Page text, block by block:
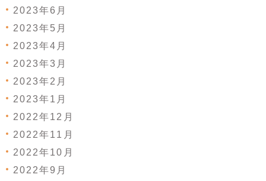
2023年6月
2023年5月
2023年4月
2023年3月
2023年2月
2023年1月
2022年12月
2022年11月
2022年10月
2022年9月